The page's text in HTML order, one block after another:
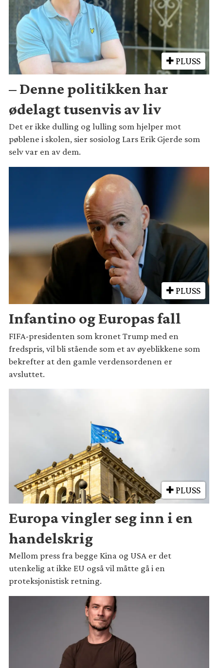
PLUSS
– Denne politikken har
ødelagt tusenvis av liv
Det er ikke dulling og lulling som hjelper mot
pøblene i skolen, sier sosiolog Lars Erik Gjerde som
selv var en av dem.
PLUSS
Infantino og Europas fall
FIFA-presidenten som kronet Trump med en
fredspris, vil bli stående som et av øyeblikkene som
bekrefter at den gamle verdensordenen er
avsluttet.
PLUSS
Europa vingler seg inn i en
handelskrig
Mellom press fra begge Kina og USA er det
utenkelig at ikke EU også vil måtte gå i en
proteksjonistisk retning.